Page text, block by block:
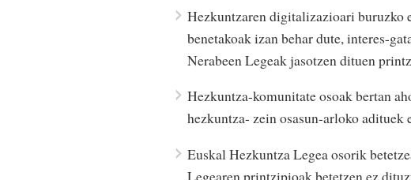
Hezkuntzaren digitalizazioari buruzko
benetakoak izan behar dute, interes-
Nerabeen Legeak jasotzen dituen
Hezkuntza-komunitate osoak bertan
hezkuntza- zein osasun-arloko adituek
Euskal Hezkuntza Legea osorik
Legearen printzipioak betetzen ez